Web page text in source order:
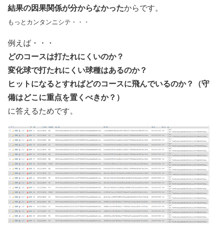
結果の因果関係が分からなかったからです。
もっとカンタンニシテ・・・
例えば・・・
どのコースは打たれにくいのか？
変化球で打たれにくい球種はあるのか？
ヒットになるとすればどのコースに飛んでいるのか？（守
備はどこに重点を置くべきか？）
に答えるためです。